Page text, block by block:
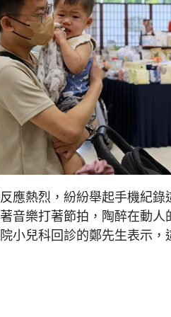
應熱烈，紛紛舉起手機紀錄
音樂打著節拍，陶醉在動人
小兒科回診的鄭先生表示
心蓮病房七月祈福 善念迴